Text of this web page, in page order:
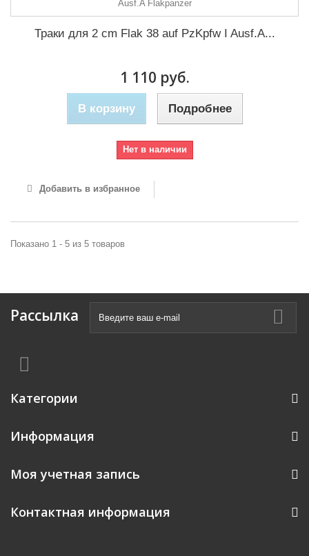
Траки для 2 cm Flak 38 auf PzKpfw I Ausf.A...
1 110 руб.
В корзину Подробнее
Нет в наличии
Добавить в избранное
Показано 1 - 5 из 5 товаров
Рассылка
Категории
Информация
Моя учетная запись
Контактная информация